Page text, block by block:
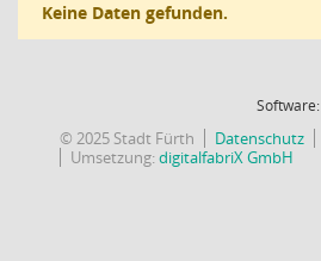
Keine Daten gefunden.
Software:
© 2025 Stadt Fürth Datenschutz
Umsetzung:digitalfabriX GmbH